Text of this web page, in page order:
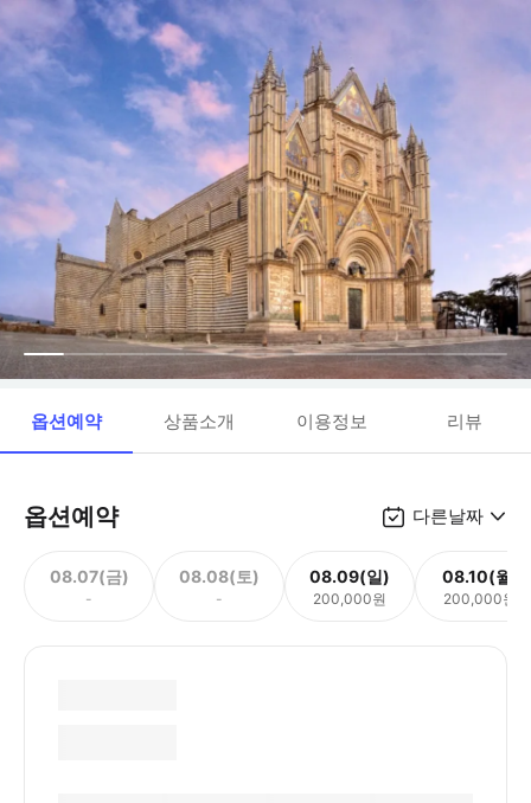
옵션예약 상품소개 이용정보 리뷰
옵션예약 다른날짜
08.07(금)
-
08.08(토)
-
08.09(일)
200,000원
08.10(월)
200,000원